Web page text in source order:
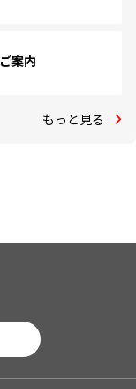
案内
もっと見る